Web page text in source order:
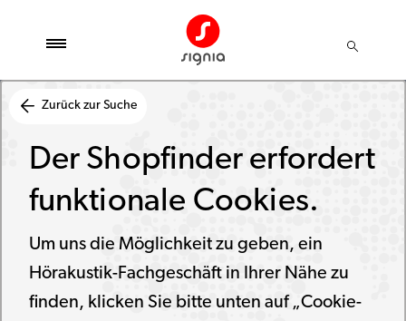
Zurück zur Suche
Der Shopfinder erfordert
funktionale Cookies.
Um uns die Möglichkeit zu geben, ein
Hörakustik-Fachgeschäft in Ihrer Nähe zu
finden, klicken Sie bitte unten auf „Cookie-